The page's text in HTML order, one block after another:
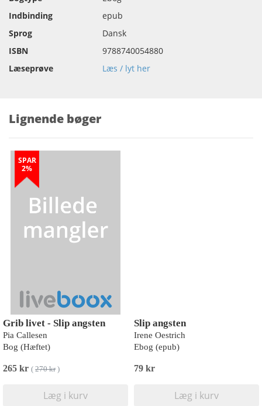
Indbinding
epub
Sprog
Dansk
ISBN
9788740054880
Læseprøve
Læs / lyt her
Lignende bøger
SPAR
2%
Grib livet - Slip angsten
Pia Callesen
Bog (Hæftet)
265 kr ( 270 kr)
Læg i kurv
Slip angsten
Irene Oestrich
Ebog (epub)
79 kr
Læg i kurv